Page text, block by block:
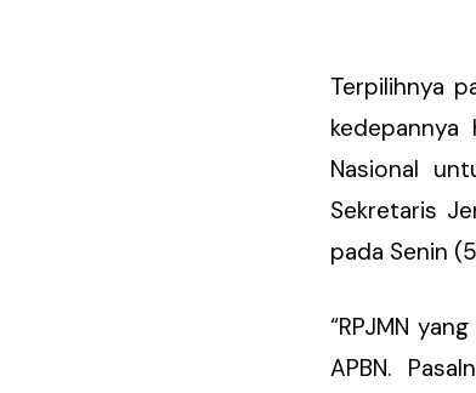
Terpilihnya
kedepannya
Nasional
Sekretaris
pada Senin
“RPJMN
APBN.